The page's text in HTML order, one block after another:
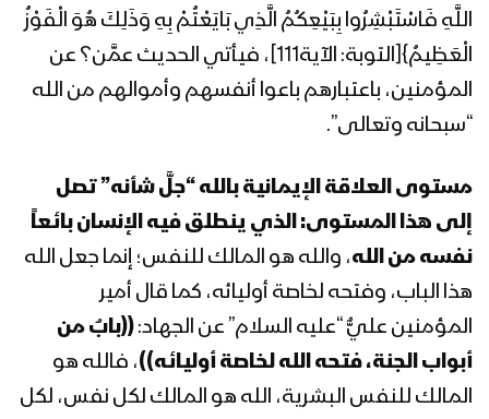
المحاضرة الرمضانية السابعة والعشرون
رمضان 1443هـ
المحاضرة الرمضانية السادسة والعشرون
المحاضرة الرمضانية الخامسة والعشرون
للسيد عبدالملك بدرالدين الحوثي 25
رمضان 1443هـ
المحاضرة الرمضانية الرابعة والعشرون
للسيد عبدالملك بدرالدين الحوثي 24
رمضان 1443هـ
اللَّهِ فَاسْتَبْشِرُوا بِبَيْعِكُمُ الَّذِي بَايَعْتُمْ بِهِ وَذَلِكَ هُوَ الْفَوْزُ
الْعَظِيمُ}[التوبة: الآية111]، فيأتي الحديث عمَّن؟ عن
المؤمنين، باعتبارهم باعوا أنفسهم وأموالهم من الله
“سبحانه وتعالى”.
مستوى العلاقة الإيمانية بالله “جلَّ شأنه” تصل
إلى هذا المستوى: الذي ينطلق فيه الإنسان بائعاً
نفسه من الله، والله هو المالك للنفس؛ إنما جعل الله
هذا الباب، وفتحه لخاصة أوليائه، كما قال أمير
المؤمنين عليٌّ “عليه السلام” عن الجهاد: ((بابٌ من
أبواب الجنة، فتحه الله لخاصة أوليائه))، فالله هو
المالك للنفس البشرية، الله هو المالك لكل نفس، لكل